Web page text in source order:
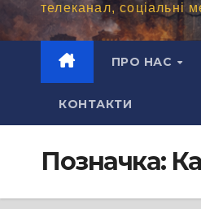
телеканал, соціальні
ПРО НАС
КОНТАКТИ
Позначка: